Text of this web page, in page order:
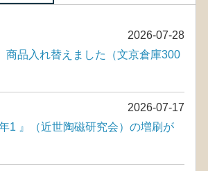
2026-07-28
品入れ替えました（文京倉庫300
2026-07-17
1 』（近世陶磁研究会）の増刷が